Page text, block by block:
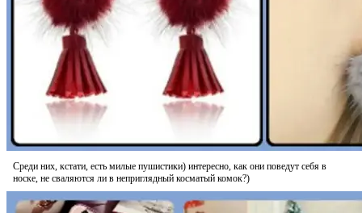
Среди них, кстати, есть милые пушистики) интересно, как они поведут себя в
носке, не сваляются ли в неприглядный косматый комок?)